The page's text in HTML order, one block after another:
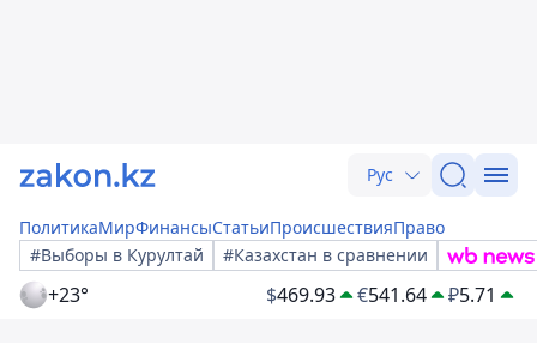
Рус
ПолитикаМирФинансыСтатьиПроисшествияПраво
#Выборы в Курултай
#Казахстан в сравнении
+23° $469.93 €541.64 ₽5.71